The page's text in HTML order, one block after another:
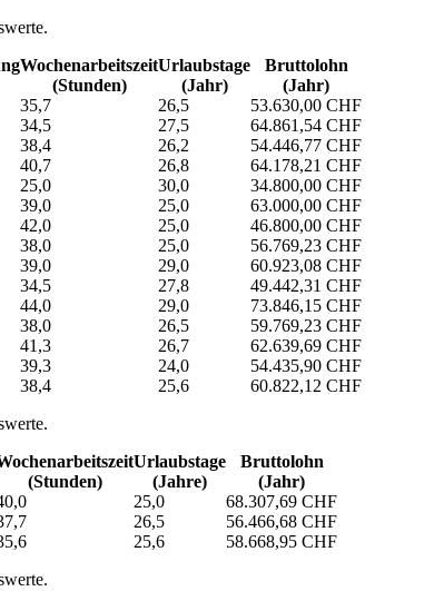
Wochen­arbeitszeit
(Stunden)
Urlaubs­tage
(Jahr)
Bruttolohn
(Jahr)
35,7 26,5
53.630,00 CHF
34,5 27,5
64.861,54 CHF
38,4 26,2
54.446,77 CHF
40,7 26,8
64.178,21 CHF
25,0 30,0
34.800,00 CHF
39,0 25,0
63.000,00 CHF
42,0 25,0
46.800,00 CHF
38,0 25,0
56.769,23 CHF
39,0 29,0
60.923,08 CHF
34,5 27,8
49.442,31 CHF
44,0 29,0
73.846,15 CHF
38,0 26,5
59.769,23 CHF
41,3 26,7
62.639,69 CHF
39,3 24,0
54.435,90 CHF
38,4 25,6
60.822,12 CHF
(Stunden)
Urlaubs­tage
(Jahre)
Bruttolohn
(Jahr)
25,0
68.307,69 CHF
26,5
56.466,68 CHF
25,6
58.668,95 CHF